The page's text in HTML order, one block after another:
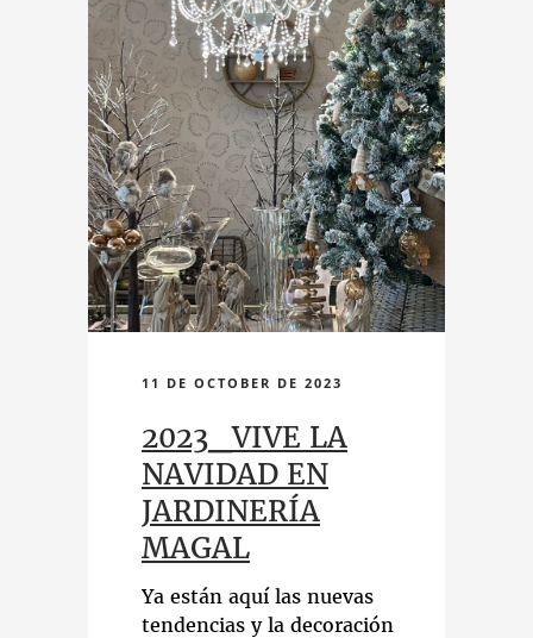
11 DE OCTOBER DE 2023
2023_VIVE LA
NAVIDAD EN
JARDINERÍA
MAGAL
Ya están aquí las nuevas
tendencias y la decoración